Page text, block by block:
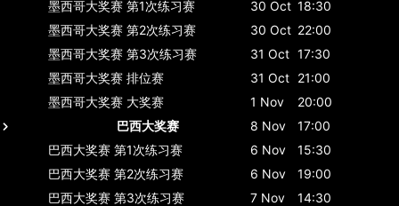
墨西哥大奖赛 第1次练习赛 30 Oct 18:30
墨西哥大奖赛 第2次练习赛 30 Oct 22:00
墨西哥大奖赛 第3次练习赛 31 Oct 17:30
墨西哥大奖赛 排位赛 31 Oct 21:00
墨西哥大奖赛 大奖赛 1 Nov
20:00
巴西大奖赛
8 Nov
17:00
巴西大奖赛 第1次练习赛 6 Nov
15:30
巴西大奖赛 第2次练习赛 6 Nov
19:00
巴西大奖赛 第3次练习赛 7 Nov
14:30